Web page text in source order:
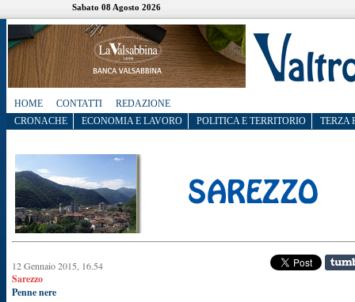
Sabato 08 Agosto 2026
HOME CONTATTI
REDAZIONE
CRONACHE
ECONOMIA E LAVORO POLITICA E TERRITORIO TERZA
12 Gennaio 2015, 16.54
Sarezzo
Penne nere